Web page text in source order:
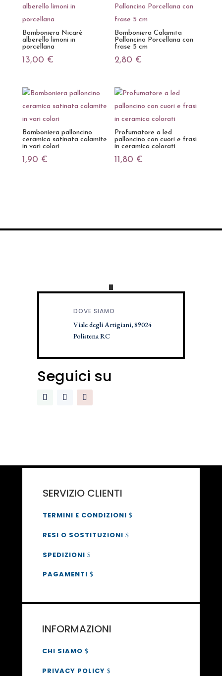
Bomboniera Nicarè
alberello limoni in
porcellana
13,00 €
Bomboniera Calamita
Palloncino Porcellana con
frase 5 cm
2,80 €
Bomboniera palloncino
ceramica satinata calamite
in vari colori
1,90 €
Profumatore a led
palloncino con cuori e frasi
in ceramica colorati
11,80 €
DOVE SIAMO
Viale degli Artigiani, 89024
Polistena RC
Seguici su
SERVIZIO CLIENTI
TERMINI E CONDIZIONI
RESI O SOSTITUZIONI
SPEDIZIONI
PAGAMENTI
INFORMAZIONI
CHI SIAMO
PRIVACY POLICY